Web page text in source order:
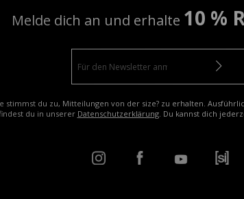
Melde dich an und erhalte 10 %
stimmst du zu, Mitteilungen von der size? zu erhalten.
du in unserer Datenschutzerklärung. Du kannst dich